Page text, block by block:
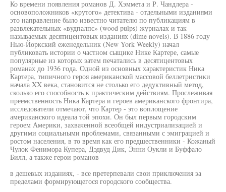
Ко времени появления романов Д. Хэммета и Р. Чандлера -
основоположников «крутого» детектива - отдельными изданиями
это направление было известно читателю по публикациям в
развлекательных «вудпалпс» (wood pulps) журналах и так
называемых десятицентовых изданиях (dime novels). В 1886 году
Нью-Йоркский еженедельник (New York Weekly) начал
публиковать истории о частном сыщике Нике Картере, самые
популярные из которых затем печатались в десятицентовых
романах до 1936 года. Одной из основных характеристик Ника
Картера, типичного героя американской массовой беллетристики
начала XX века, становится не столько его дедуктивный метод,
сколько его способность к практическим действиям. Прослеживая
преемственность Ника Картера и героев американского фронтира,
исследователи отмечают, что Картер - это воплощение
американского идеала той эпохи. Он был первым городским
героем Америки, захваченной всеобщей индустриализацией и
другими социальными проблемами, связанными с эмиграцией и
ростом населения, в то время как его предшественники - Кожаный
Чулок Фенимора Купера, Дэдвуд Дик, Энни Оукли и Буффало
Билл, а также герои романов
в дешевых изданиях, - все претерпевали свои приключения за
пределами формирующегося городского сообщества.